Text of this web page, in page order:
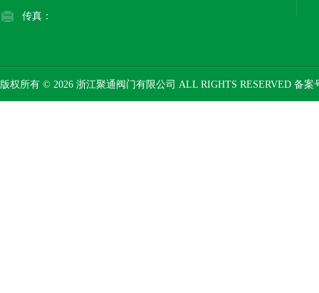
传真：
版权所有 © 2026 浙江聚通阀门有限公司 ALL RIGHTS RESERVED 备案